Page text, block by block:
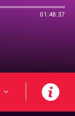
01:48:37